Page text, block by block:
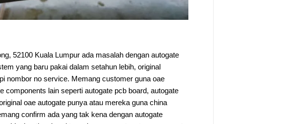
52100 Kuala Lumpur ada masalah dengan autogate
yang baru pakai dalam setahun lebih, original
nombor no service. Memang customer guna oae
components lain seperti autogate pcb board, autogate
oae autogate punya atau mereka guna china
confirm ada yang tak kena dengan autogate